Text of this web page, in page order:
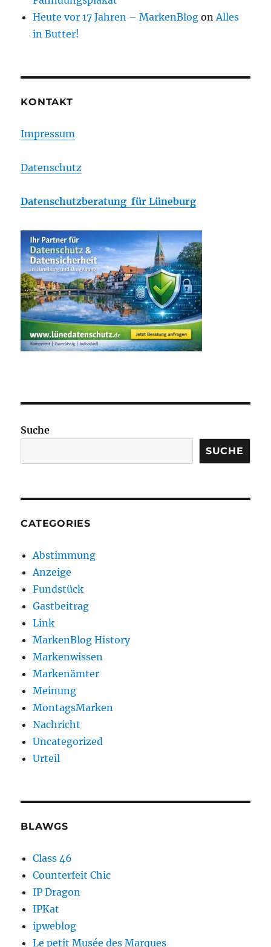
Heute vor 17 Jahren – MarkenBlog onAlles
in Butter!
KONTAKT
Impressum
Datenschutz
Datenschutzberatung für Lüneburg
Suche
SUCHE
CATEGORIES
Abstimmung
Anzeige
Fundstück
Gastbeitrag
Link
MarkenBlog History
Markenwissen
Markenämter
Meinung
MontagsMarken
Nachricht
Uncategorized
Urteil
BLAWGS
Class 46
Counterfeit Chic
IP Dragon
IPKat
ipweblog
Le petit Musée des Marques